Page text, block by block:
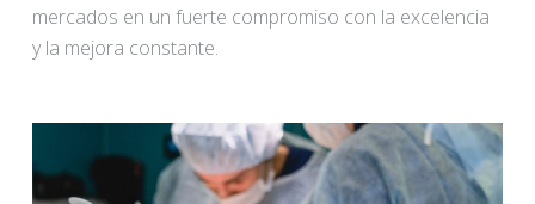
mercados en un fuerte compromiso con la excelencia
y la mejora constante.